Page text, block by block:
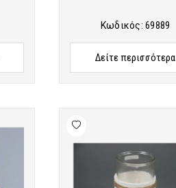
Κωδικός:69889
Δείτε περισσότερα